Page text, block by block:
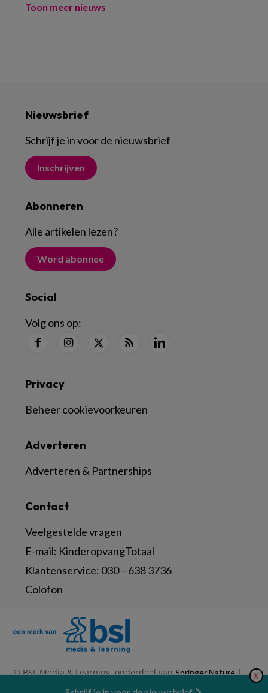
Toon meer nieuws
Nieuwsbrief
Schrijf je in voor de nieuwsbrief
Inschrijven
Abonneren
Alle artikelen lezen?
Word abonnee
Social
Volg ons op:
Contact
Veelgestelde vragen
E-mail: KinderopvangTotaal
Klantenservice: 030 – 638 3736
Colofon
Adverteren
Adverteren & Partnerships
Privacy
Beheer cookievoorkeuren
© BSL Media & Learning, onderdeel vanSpringer Nature| X